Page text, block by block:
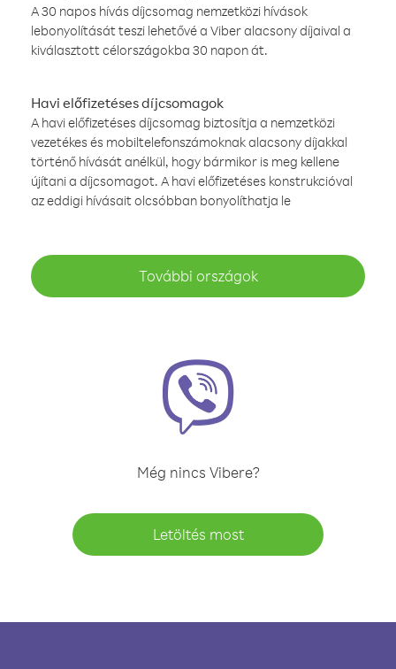
A 30 napos hívás díjcsomag nemzetközi hívások
lebonyolítását teszi lehetővé a Viber alacsony díjaival a
kiválasztott célországokba 30 napon át.
Havi előfizetéses díjcsomagok
A havi előfizetéses díjcsomag biztosítja a nemzetközi
vezetékes és mobiltelefonszámoknak alacsony díjakkal
történő hívását anélkül, hogy bármikor is meg kellene
újítani a díjcsomagot. A havi előfizetéses konstrukcióval
az eddigi hívásait olcsóbban bonyolíthatja le
További országok
Még nincs Vibere?
Letöltés most